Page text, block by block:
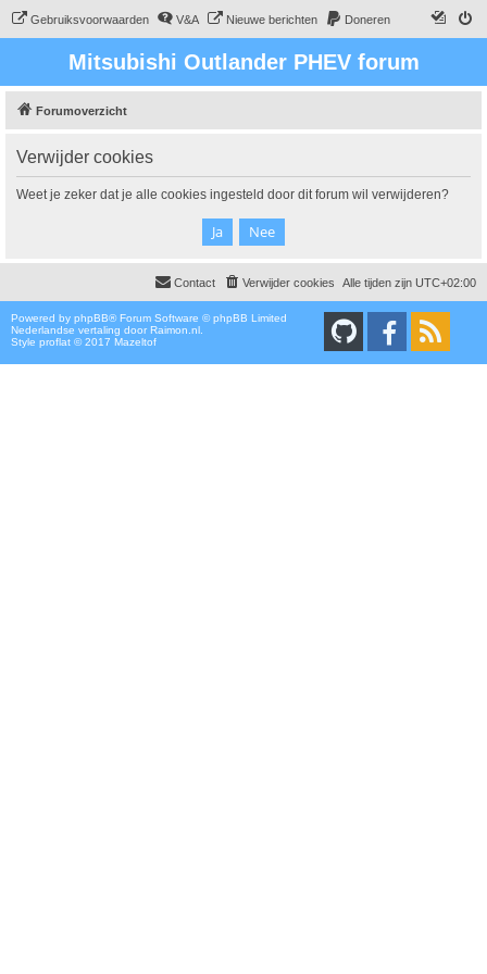
Gebruiksvoorwaarden V&A Nieuwe berichten Doneren
Mitsubishi Outlander PHEV forum
Forumoverzicht
Verwijder cookies
Weet je zeker dat je alle cookies ingesteld door dit forum wil verwijderen?
Alle tijden zijn UTC+02:00
Verwijder cookies
Contact
Powered by phpBB® Forum Software © phpBB Limited
Nederlandse vertaling door Raimon.nl
Style proflat © 2017 Mazeltof